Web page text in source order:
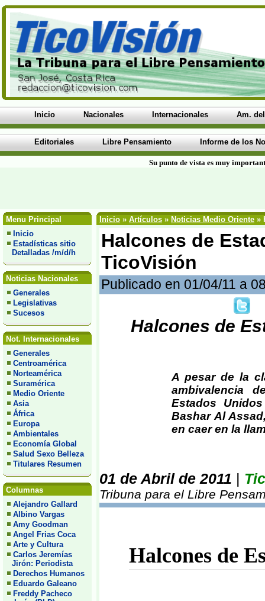
Inicio Nacionales Internacionales Am.
Editoriales Libre Pensamiento Informe de los
Su punto de vista es muy
Menu Principal
Inicio
Estadísticas sitio
Detalladas /m/d/h
Noticias Nacionales
Generales
Legislativas
Sucesos
Not. Internacionales
Generales
Centroamérica
Norteamérica
Suramérica
Medio Oriente
Asia
África
Europa
Ambientales
Economía Global
Salud Sexo Belleza
Titulares Resumen
Columnas
Alejandro Gallard
Albino Vargas
Amy Goodman
Angel Frias Coca
Arte y Cultura
Carlos Jeremías
Jirón: Periodista
Derechos Humanos
Eduardo Galeano
Freddy Pacheco
Inicio » Artículos » Noticias Medio Oriente »
Halcones de
TicoVisión
Publicado en 01/04/11 a
Halcones de
A pesar de la
ambivalencia
Estados
Bashar Al
en caer en la
01 de Abril de 2011 |
Tribuna para el Libre
Halcones de